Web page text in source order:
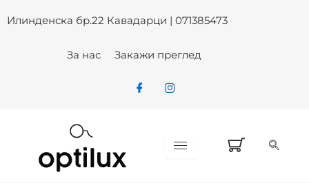
toИлинденска бр.22 Кавадарци | 071385473
За нас Закажи преглед